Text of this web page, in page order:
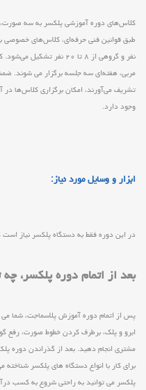
کلاس‌های دوره آموزشی پلکسر به سه
نفر و گروهی از ۸ تا ۲۰
مربی، هفته‌ای سه جلسه برگزار می شوند.
تشریف می‌آورند، امکان برگزاری کلاس‌ها
وجود دارد.
ابزار و وسایل مورد نیاز:
در این دوره فقط به دستگاه پلکسر نیاز است
بعد از اتمام دوره پلکسر،
پس از اتمام دوره آموزش پلاسماجت، شما می
ابرو و پلک، برطرف کردن خطوط صورت،
مشتری انجام دهید. بعد از گذراندن دوره
برای کار با انواع دستگاه های پلکسر
پلکسر می توانید به راحتی شروع به کسب